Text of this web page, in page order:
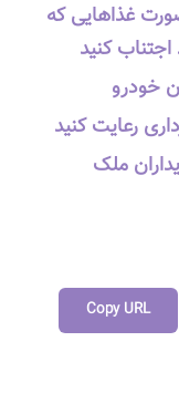
غذاهایی که
کنید
خودرو
رعایت کنید
ملک
Copy URL